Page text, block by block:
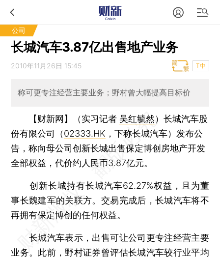
公司
长城汽车3.87亿出售地产业务
2010年11月26日 15:45 T中
称可更专注经营主要业务；野村曾大幅提高目标价
【财新网】（实习记者 吴红毓然）长城汽车股
份有限公司（02333.HK ，下称长城汽车）发布公
告，称向母公司创新长城出售保定博创房地产开发
全部权益，代价约人民币3.87亿元。
创新长城持有长城汽车62.27%权益，且为董
事长魏建军的关联方。交易完成后，长城汽车将不
再拥有保定博创的任何权益。
长城汽车表示，出售可让公司更专注经营主要
业务。此前，野村证券曾评估长城汽车较行业平均